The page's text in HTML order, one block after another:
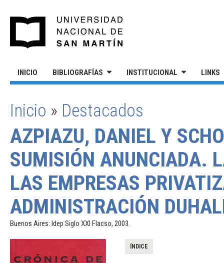
INICIO BIBLIOGRAFÍAS INSTITUCIONAL LINKS
SE ENCUENTRA USTED AQUÍ
Inicio » Destacados
AZPIAZU, DANIEL Y
SUMISIÓN ANUNCIADA.
LAS EMPRESAS
ADMINISTRACIÓN
Buenos Aires: Idep Siglo XXI Flacso, 2003.
ÍNDICE